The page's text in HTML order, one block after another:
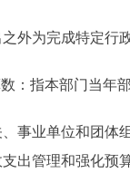
为完成特定行
指本部门当年部
业单位和团体组
出管理和强化预